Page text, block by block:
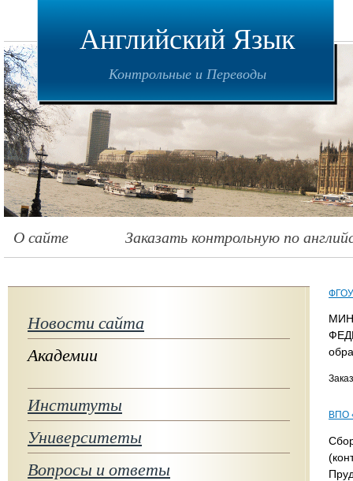
Английский Язык
Контрольные и Переводы
О сайте Заказать контрольную по
Новости сайта
Академии
Институты
Университеты
Вопросы и ответы
ФГОУ
ВПО